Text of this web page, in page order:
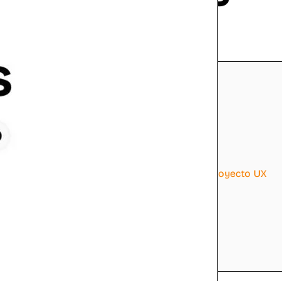
Contenidos
1 ¿Qué es un Road Map?
Ventajas y Utilidad de un Road Map en tu proyecto UX